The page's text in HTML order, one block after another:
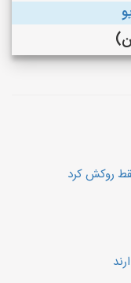
روکش کرد